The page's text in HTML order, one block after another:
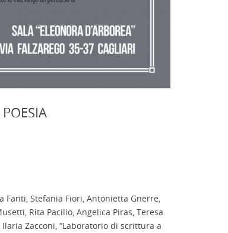
Fanti, Stefania Fiori, Antonietta Gnerre,
Rita Pacilio, Angelica Piras, Teresa
Zacconi, “Laboratorio di scrittura a